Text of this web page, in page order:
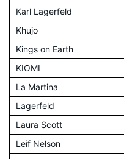
Karl Lagerfeld
Khujo
Kings on Earth
KIOMI
La Martina
Lagerfeld
Laura Scott
Leif Nelson